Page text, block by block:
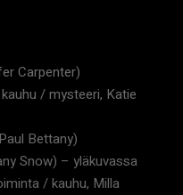
Carpenter)
/ mysteeri, Katie
Bettany)
Snow) – yläkuvassa
/ kauhu, Milla